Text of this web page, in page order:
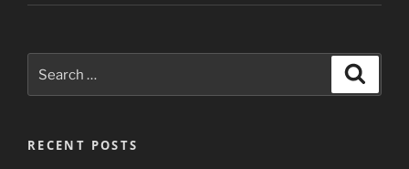
for:
RECENT POSTS